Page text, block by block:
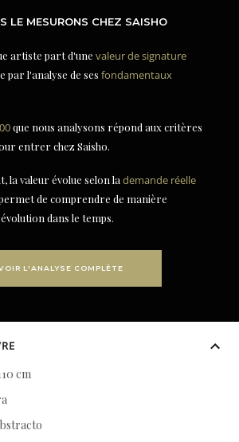
LE MESURONS CHEZ SAISHO
artiste part d'une valeur de signature
par l'analyse de ses fondamentaux
que nous analysons répond aux critères
entrer chez Saisho.
la valeur évolue selon la demande réelle
permet de comprendre de manière
dans le temps.
L'ANALYSE COMPLÈTE
cm